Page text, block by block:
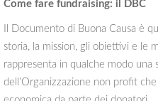
Come fare fundraising: il DBC
Il Documento di Buona Causa è
storia, la mission, gli obiettivi e le
rappresenta in qualche modo una
dell’Organizzazione non profit